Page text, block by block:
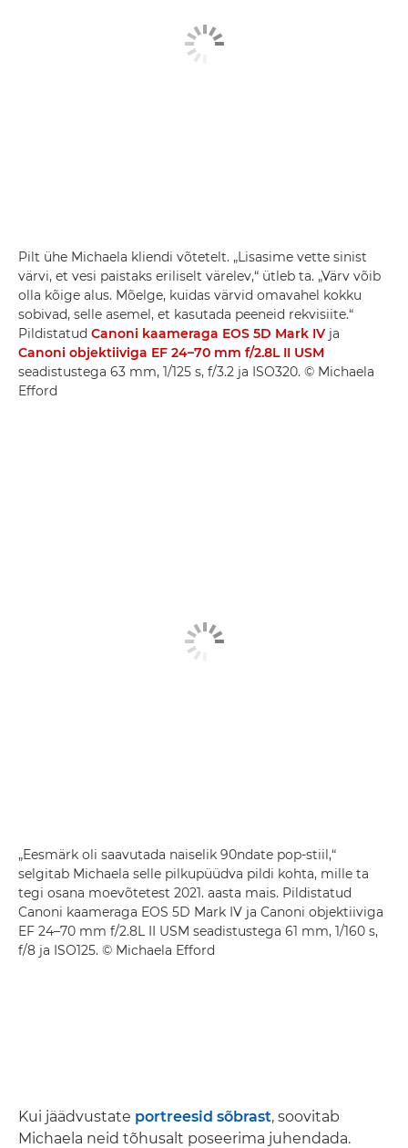
Pilt ühe Michaela kliendi võtetelt. „Lisasime vette sinist
värvi, et vesi paistaks eriliselt värelev,“ ütleb ta. „Värv võib
olla kõige alus. Mõelge, kuidas värvid omavahel kokku
sobivad, selle asemel, et kasutada peeneid rekvisiite.“
Pildistatud Canoni kaameraga EOS 5D Mark IV ja
Canoni objektiiviga EF 24–70 mm f/2.8L II USM
seadistustega 63 mm, 1/125 s, f/3.2 ja ISO320. © Michaela
Efford
„Eesmärk oli saavutada naiselik 90ndate pop-stiil,“
selgitab Michaela selle pilkupüüdva pildi kohta, mille ta
tegi osana moevõtetest 2021. aasta mais. Pildistatud
Canoni kaameraga EOS 5D Mark IV ja Canoni objektiiviga
EF 24–70 mm f/2.8L II USM seadistustega 61 mm, 1/160 s,
f/8 ja ISO125. © Michaela Efford
Kui jäädvustate portreesid sõbrast, soovitab
Michaela neid tõhusalt poseerima juhendada.